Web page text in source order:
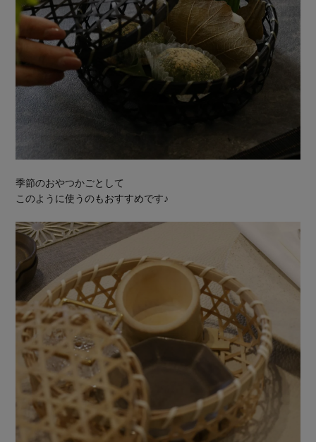
季節のおやつかごとして
このように使うのもおすすめです♪